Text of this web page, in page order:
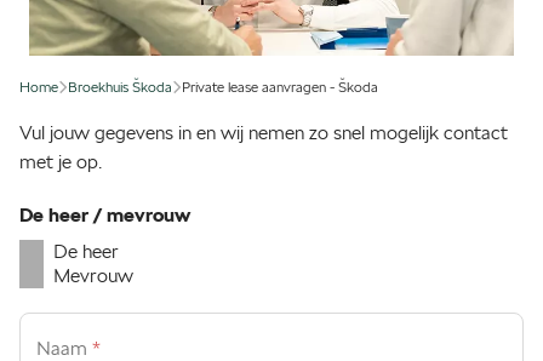
Home Broekhuis Škoda Private lease aanvragen - Škoda
Vul jouw gegevens in en wij nemen zo snel mogelijk contact
met je op.
De heer / mevrouw
De heer
Mevrouw
Naam *